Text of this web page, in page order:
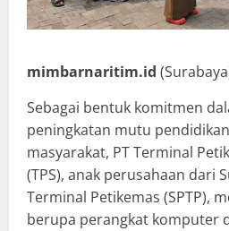
mimbarnaritim.id
Sebagai bentuk komitmen
peningkatan mutu
masyarakat, PT Terminal
(TPS), anak perusahaan dari
Terminal Petikemas (SPTP),
berupa perangkat komputer